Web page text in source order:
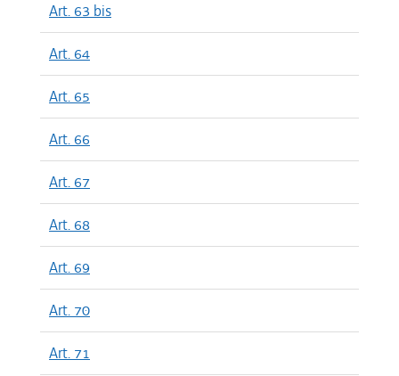
Art. 63 bis
Art. 64
Art. 65
Art. 66
Art. 67
Art. 68
Art. 69
Art. 70
Art. 71